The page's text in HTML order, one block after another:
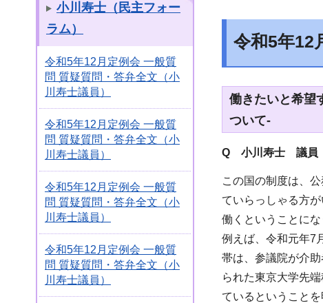
小川寿士（民主フォー
ラム）
令和5年12月定例会 一般質
問 質疑質問・答弁全文（小
川寿士議員）
令和5年12月定例会 一般質
問 質疑質問・答弁全文（小
川寿士議員）
令和5年12月定例会 一般質
問 質疑質問・答弁全文（小
川寿士議員）
令和5年12月定例会 一般質
問 質疑質問・答弁全文（小
川寿士議員）
令和5年12
働きたいと希望
ついて-
Q 小川寿士 議員（
この国の制度は、
ていらっしゃる方
働くということに
例えば、令和元年7
帯は、参議院が介
られた東京大学先
ているということ